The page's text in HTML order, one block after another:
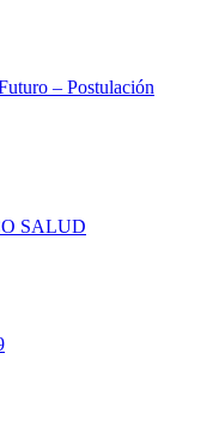
– Postulación
SALUD